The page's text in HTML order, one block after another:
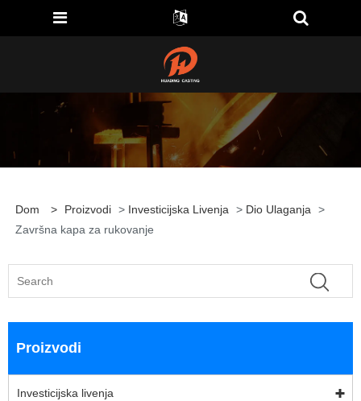
Dom > Proizvodi > Investicijska Livenja > Dio Ulaganja >
Završna kapa za rukovanje
Proizvodi
Investicijska livenja